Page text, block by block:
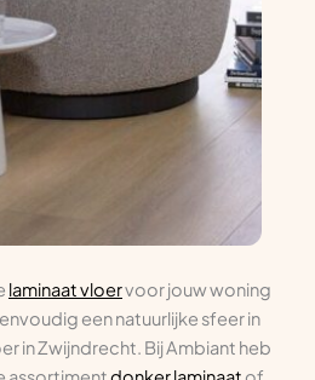
laminaat vloervoor jouw woning
een natuurlijke sfeer in
in Zwijndrecht. Bij Ambiant heb